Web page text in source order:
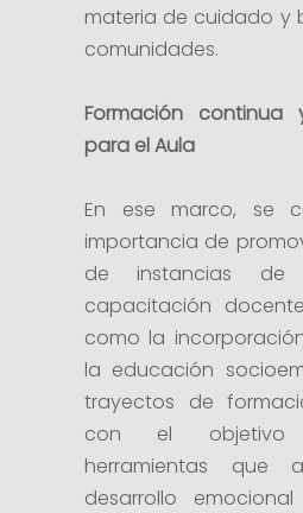
materia de cuidado y
comunidades.
Formación continua
para el Aula
En ese marco, se
importancia de
de instancias de
capacitación
como la
la educación
trayectos de
con el objetivo
herramientas que
desarrollo